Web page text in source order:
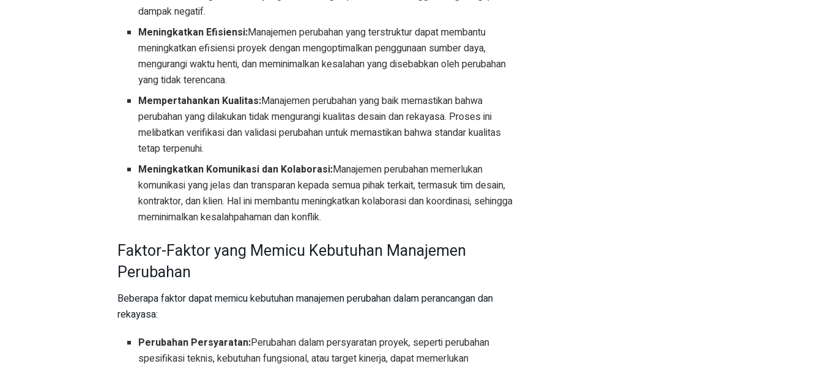
dampak negatif.
Meningkatkan Efisiensi:Manajemen perubahan yang terstruktur dapat membantu
meningkatkan efisiensi proyek dengan mengoptimalkan penggunaan sumber daya,
mengurangi waktu henti, dan meminimalkan kesalahan yang disebabkan oleh perubahan
yang tidak terencana.
Mempertahankan Kualitas:Manajemen perubahan yang baik memastikan bahwa
perubahan yang dilakukan tidak mengurangi kualitas desain dan rekayasa. Proses ini
melibatkan verifikasi dan validasi perubahan untuk memastikan bahwa standar kualitas
tetap terpenuhi.
Meningkatkan Komunikasi dan Kolaborasi:Manajemen perubahan memerlukan
komunikasi yang jelas dan transparan kepada semua pihak terkait, termasuk tim desain,
kontraktor, dan klien. Hal ini membantu meningkatkan kolaborasi dan koordinasi, sehingga
meminimalkan kesalahpahaman dan konflik.
Faktor-Faktor yang Memicu Kebutuhan Manajemen
Perubahan
Beberapa faktor dapat memicu kebutuhan manajemen perubahan dalam perancangan dan
rekayasa:
Perubahan Persyaratan:Perubahan dalam persyaratan proyek, seperti perubahan
spesifikasi teknis, kebutuhan fungsional, atau target kinerja, dapat memerlukan